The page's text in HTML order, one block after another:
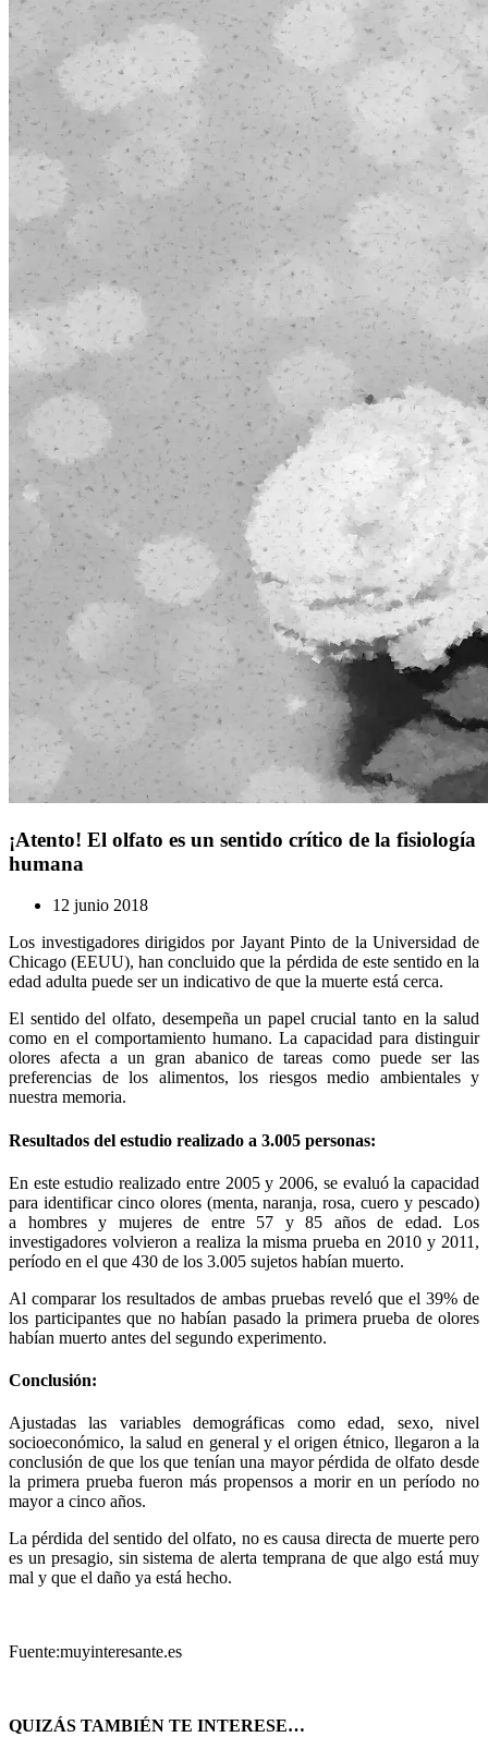
¡Atento! El olfato es un sentido crítico de la fisiología
humana
12 junio 2018
Los investigadores dirigidos por Jayant Pinto de la Universidad de
Chicago (EEUU), han concluido que la pérdida de este sentido en la
edad adulta puede ser un indicativo de que la muerte está cerca.
El sentido del olfato, desempeña un papel crucial tanto en la salud
como en el comportamiento humano. La capacidad para distinguir
olores afecta a un gran abanico de tareas como puede ser las
preferencias de los alimentos, los riesgos medio ambientales y
nuestra memoria.
Resultados del estudio realizado a 3.005 personas:
En este estudio realizado entre 2005 y 2006, se evaluó la capacidad
para identificar cinco olores (menta, naranja, rosa, cuero y pescado)
a hombres y mujeres de entre 57 y 85 años de edad. Los
investigadores volvieron a realiza la misma prueba en 2010 y 2011,
período en el que 430 de los 3.005 sujetos habían muerto.
Al comparar los resultados de ambas pruebas reveló que el 39% de
los participantes que no habían pasado la primera prueba de olores
habían muerto antes del segundo experimento.
Conclusión:
Ajustadas las variables demográficas como edad, sexo, nivel
socioeconómico, la salud en general y el origen étnico, llegaron a la
conclusión de que los que tenían una mayor pérdida de olfato desde
la primera prueba fueron más propensos a morir en un período no
mayor a cinco años.
La pérdida del sentido del olfato, no es causa directa de muerte pero
es un presagio, sin sistema de alerta temprana de que algo está muy
mal y que el daño ya está hecho.
Fuente:muyinteresante.es
QUIZÁS TAMBIÉN TE INTERESE…